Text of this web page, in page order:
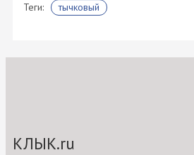
Теги:
тычковый
КЛЫК.ru